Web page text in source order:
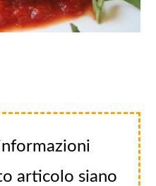
articolo siano